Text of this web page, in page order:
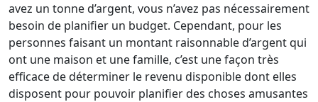
avez un tonne d’argent, vous n’avez pas nécessairement
besoin de planifier un budget. Cependant, pour les
personnes faisant un montant raisonnable d’argent qui
ont une maison et une famille, c’est une façon très
efficace de déterminer le revenu disponible dont elles
disposent pour pouvoir planifier des choses amusantes